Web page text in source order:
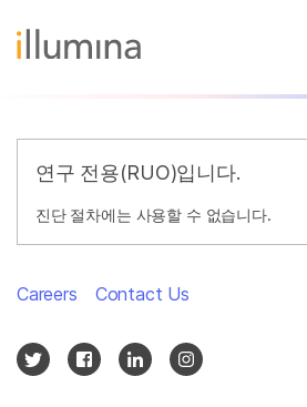
연구 전용(RUO)입니다.
진단 절차에는 사용할 수 없습니다.
Careers Contact Us